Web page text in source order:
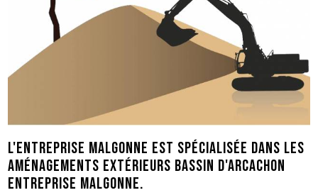
L'entreprise Malgonne est spécialisée dans les
aménagements extérieurs Bassin d'Arcachon
Entreprise Malgonne.